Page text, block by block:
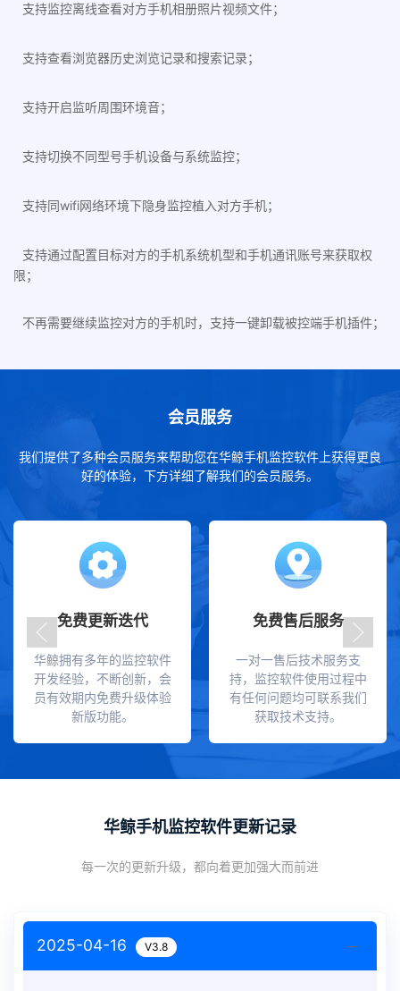
支持监控离线查看对方手机相册照片视频文件；
支持查看浏览器历史浏览记录和搜索记录；
支持开启监听周围环境音；
支持切换不同型号手机设备与系统监控；
支持同wifi网络环境下隐身监控植入对方手机；
支持通过配置目标对方的手机系统机型和手机通讯账号来获取权
限；
不再需要继续监控对方的手机时，支持一键卸载被控端手机插件；
会员服务
我们提供了多种会员服务来帮助您在华鲸手机监控软件上获得更良
好的体验，下方详细了解我们的会员服务。
免费更新迭代
华鲸拥有多年的监控软件
开发经验，不断创新，会
员有效期内免费升级体验
新版功能。
免费售后服务
一对一售后技术服务支
持，监控软件使用过程中
有任何问题均可联系我们
获取技术支持。
华鲸手机监控软件更新记录
每一次的更新升级，都向着更加强大而前进
2025-04-16 V3.8